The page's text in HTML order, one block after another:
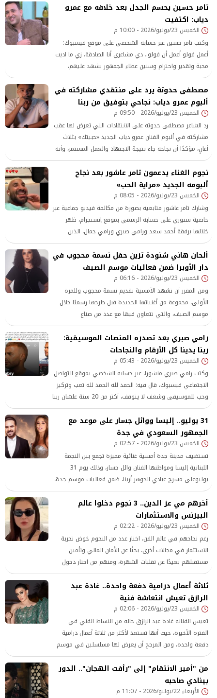
تامر حسين يحسم الجدل بعد خلافه مع عمرو
دياب: اكتفيت
الخميس 23/يوليو/2026 - 10:00 م
وكتب تامر حسين عبر حسابه الشخصي على موقع فيسبوك:
أعمل فولو أعمل أن فولو.. دي مشاعري أنا الصادقة، زي ما اديت
محبة وتقدير واحترام وسنين عطاء الجمهور يشهد عليهم،
وعلى مساندتي كواحد من جمهوره قبل فريق عمله
مصطفى حدوتة يرد على منتقدي مشاركته في
ألبوم عمرو دياب: نجاحي بتوفيق من ربنا
الخميس 23/يوليو/2026 - 09:50 م
رد الشاعر مصطفى حدوتة على الانتقادات التي تعرض لها عقب
مشاركته في ألبوم الفنان عمرو دياب الجديد «حبيتك» بثلاث
أغانٍ، مؤكدًا أن نجاحه جاء نتيجة الاجتهاد والعمل المستمر، وأنه
لا يلتفت للهجوم الذي يتعرض له
نجوم الغناء يدعمون تامر عاشور بعد نجاح
ألبومه الجديد «مراية الحب»
الخميس 23/يوليو/2026 - 08:05 م
وشارك تامر عاشور متابعيه بصورة من مكالمة فيديو جماعية عبر
خاصية ستوري على حسابه الرسمي بموقع إنستجرام، ظهر
خلالها برفقة أحمد سعد ورامي صبري ورامي جمال، الذين
قدموا له التهنئة على النجاح الكبير الذي يحققه الألبوم منذ
طرحه
ألحان هاني شنودة تزين حفل نسمة محجوب في
دار الأوبرا ضمن فعاليات موسم الصيف
الخميس 23/يوليو/2026 - 06:16 م
ومن المقرر أن تشهد الأمسية تقديم نسمة محجوب وللمرة
الأولى، مجموعة من أغنياتها الجديدة قبل طرحها رسميًا خلال
موسم الصيف، والتي تتعاون فيها مع عدد من صناع
الموسيقى في شراكات فنية جديدة، كما تواصل حاليًا
التحضيرات لتصوير فيديو كليب لعدد من هذه الأعمال
رامي صبري بعد تصدره المنصات الموسيقية:
ربنا يدينا كل الأرقام والنجاحات
الخميس 23/يوليو/2026 - 05:43 م
وكتب رامي صبري منشورا، عبر حسابه الشخصي بموقع التواصل
الاجتماعي فيسبوك، قال فيه: الحمد لله الحمد لله تعب وتركيز
وحب للموسيقى وشغف لا يتوقف، أكتر من 20 سنة علشان ربنا
يدينا كل الأرقام والنجاحات دي
31 يوليو.. إليسا ووائل جسار على موعد مع
الجمهور السعودي في جدة
الخميس 23/يوليو/2026 - 02:57 م
تستضيف مدينة جدة أمسية غنائية مميزة تجمع بين النجمة
اللبنانية إليسا ومواطنها الفنان وائل جسار، وذلك يوم 31
يوليوعلى مسرح عبادي الجوهر أرينا، ضمن فعاليات موسم جدة،
وبإشراف الهيئة العامة للترفيه في المملكة العربية السعودية.
آخرهم مي عز الدين.. 3 نجوم دخلوا عالم
البيزنس والاستثمارات
الخميس 23/يوليو/2026 - 02:22 م
رغم نجاحهم في عالم الفن، اختار عدد من النجوم خوض تجربة
الاستثمار في مجالات أخرى، بحثًا عن الأمان المالي وتأمين
مستقبلهم بعيدًا عن تقلبات الشهرة، ومنهم من اختار دخول
عالم البيزنيس لتحقيق شغفه الخاص
ثلاثة أعمال درامية دفعة واحدة.. غادة عبد
الرازق تعيش انتعاشة فنية
الخميس 23/يوليو/2026 - 02:06 م
تعيش الفنانة غادة عبد الرازق حالة من النشاط الفني في
الفترة الأخيرة، حيث أنها تستعد لأكثر من ثلاثة أعمال درامية
دفعة واحدة، ومن المرجح أن يعرض لها مسلسلين في موسم
رمضان 2027.
من "أمير الانتقام" إلى "رأفت الهجان".. الدور
بينادي صاحبه
الأربعاء 22/يوليو/2026 - 11:07 م